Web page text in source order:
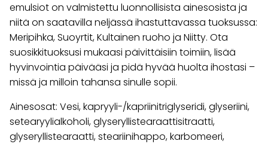
emulsiot on valmistettu luonnollisista ainesosista ja
niitä on saatavilla neljässä ihastuttavassa tuoksussa:
Meripihka, Suoyrtit, Kultainen ruoho ja Niitty. Ota
suosikkituoksusi mukaasi päivittäisiin toimiin, lisää
hyvinvointia päivääsi ja pidä hyvää huolta ihostasi –
missä ja milloin tahansa sinulle sopii.
Ainesosat: Vesi, kapryyli-/kapriinitriglyseridi, glyseriini,
setearyylialkoholi, glyseryllistearaattisitraatti,
glyseryllistearaatti, steariinihappo, karbomeeri,